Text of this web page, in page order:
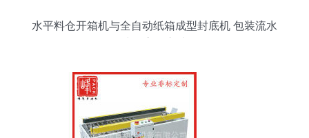
水平料仓开箱机与全自动纸箱成型封底机 包装流水